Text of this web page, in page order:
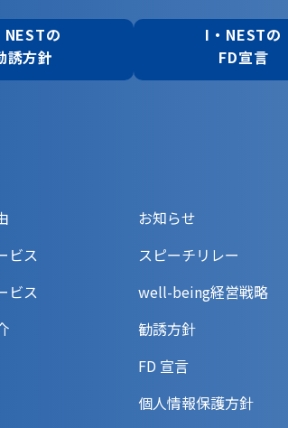
NESTの
誘方針
I・NESTの
FD宣言
ビス
ビス
お知らせ
スピーチリレー
well-being経営戦略
勧誘方針
FD 宣言
個人情報保護方針